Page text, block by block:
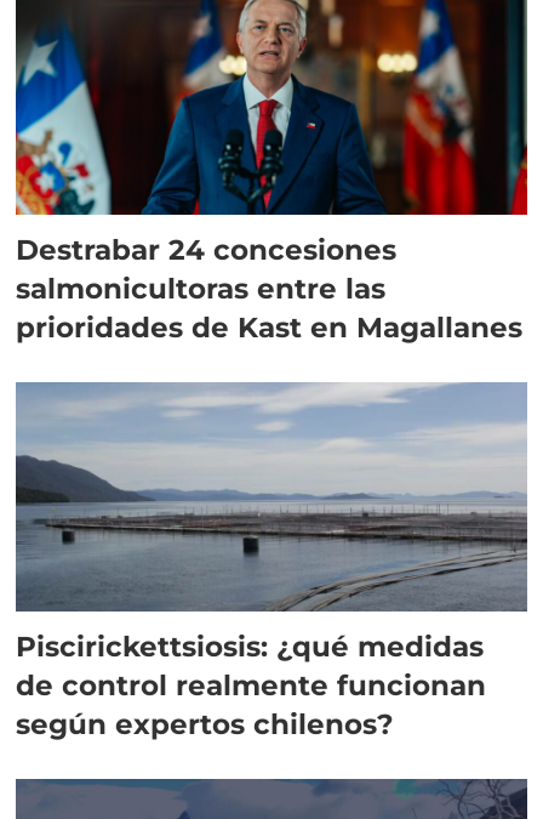
Destrabar 24 concesiones
salmonicultoras entre las
prioridades de Kast en Magallanes
Piscirickettsiosis: ¿qué medidas
de control realmente funcionan
según expertos chilenos?